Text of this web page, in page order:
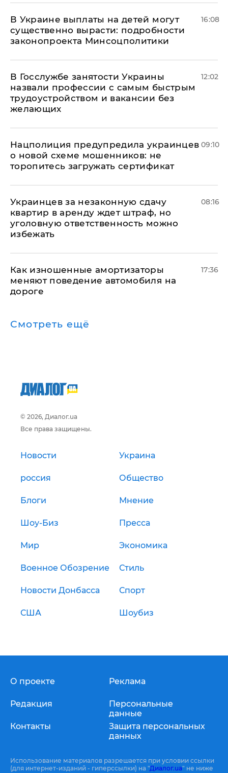
В Украине выплаты на детей могут
существенно вырасти: подробности
законопроекта Минсоцполитики
16:08
В Госслужбе занятости Украины
назвали профессии с самым быстрым
трудоустройством и вакансии без
желающих
12:02
Нацполиция предупредила украинцев
о новой схеме мошенников: не
торопитесь загружать сертификат
09:10
Украинцев за незаконную сдачу
квартир в аренду ждет штраф, но
уголовную ответственность можно
избежать
08:16
Как изношенные амортизаторы
меняют поведение автомобиля на
дороге
17:36
Смотреть ещё
© 2026, Диалог.ua
Все права защищены.
Новости Украина
россия Общество
Блоги Мнение
Шоу-Биз Пресса
Мир Экономика
Военное Обозрение Стиль
Новости Донбасса Спорт
США Шоубиз
О проекте
Редакция
Контакты
Реклама
Персональные
данные
Защита персональных
данных
Использование материалов разрешается при условии ссылки
(для интернет-изданий - гиперссылки) на "Диалог.ua" не ниже